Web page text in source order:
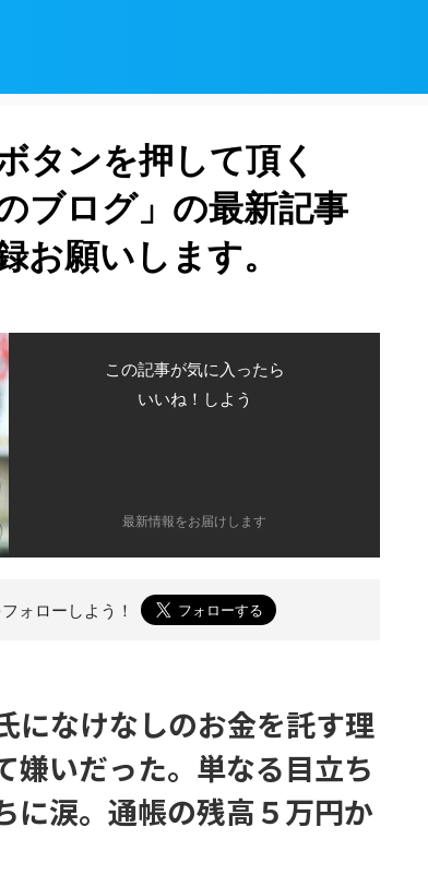
タンを押して頂く
ブログ」の最新記事
お願いします。
この記事が気に入ったら
いいね！しよう
最新情報をお届けします
フォローしよう！
になけなしのお金を託す理
嫌いだった。単なる目立ち
に涙。通帳の残高５万円か